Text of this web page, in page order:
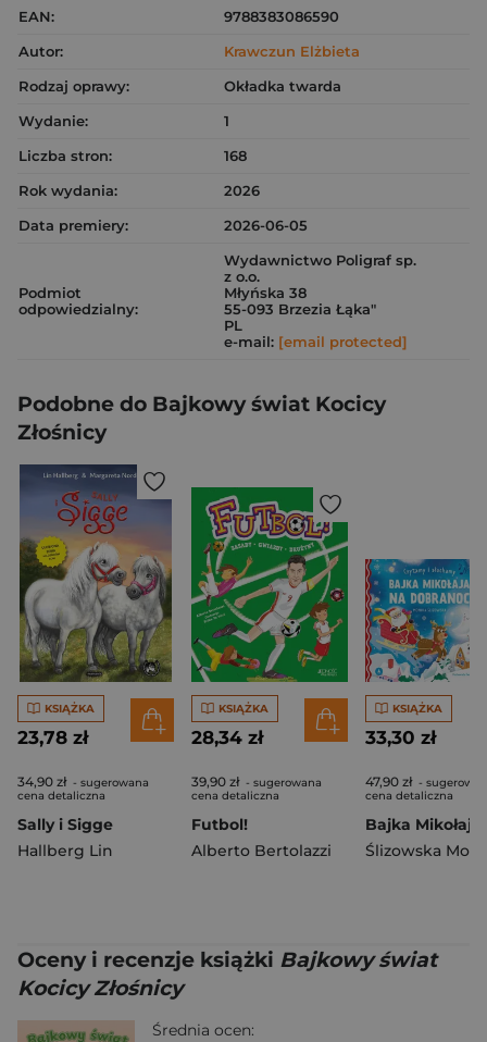
EAN:
9788383086590
Autor:
Krawczun Elżbieta
Rodzaj oprawy:
Okładka twarda
Wydanie:
1
Liczba stron:
168
Rok wydania:
2026
Data premiery:
2026-06-05
Podmiot
odpowiedzialny:
Wydawnictwo Poligraf sp.
z o.o.
Młyńska 38
55-093 Brzezia Łąka"
PL
e-mail: [email protected]
Podobne do Bajkowy świat Kocicy
Złośnicy
KSIĄŻKA
23,78 zł
34,90 zł - sugerowana
cena detaliczna
Sally i Sigge
Hallberg Lin
KSIĄŻKA
28,34 zł
39,90 zł - sugerowana
cena detaliczna
Futbol!
Alberto Bertolazzi
KSIĄŻKA
33,30 zł
47,90 zł -
cena detaliczna
Ślizowska
Oceny i recenzje książki Bajkowy świat
Kocicy Złośnicy
Średnia ocen: